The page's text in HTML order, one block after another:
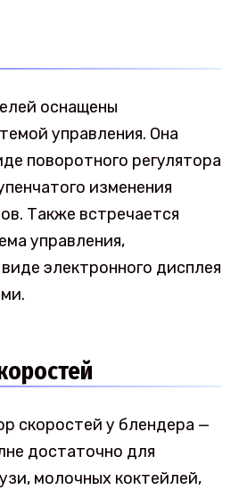
оснащены
управления. Она
поворотного регулятора
изменения
Также встречается
управления,
электронного дисплея
скоростей у блендера —
достаточно для
молочных коктейлей,